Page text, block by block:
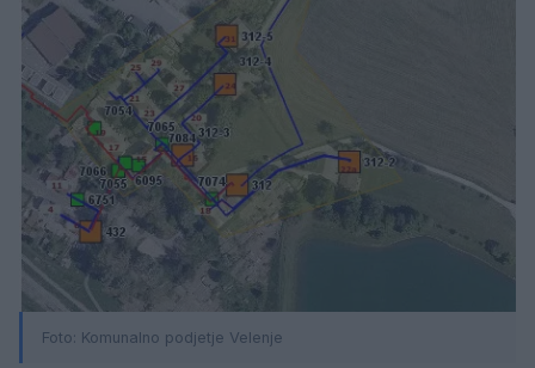
Foto: Komunalno podjetje Velenje